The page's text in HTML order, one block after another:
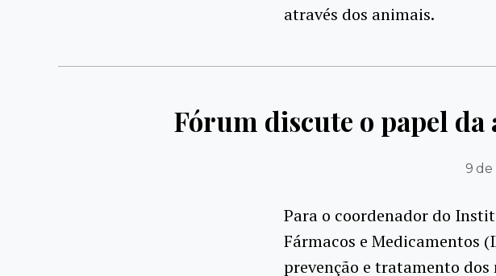
através dos animais.
Fórum discute o papel
9
Para o coordenador do
Fármacos e Medicamentos
prevenção e tratamento dos